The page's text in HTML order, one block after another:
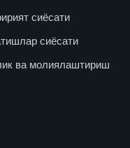
сиёсати
сиёсати
ва молиялаштириш